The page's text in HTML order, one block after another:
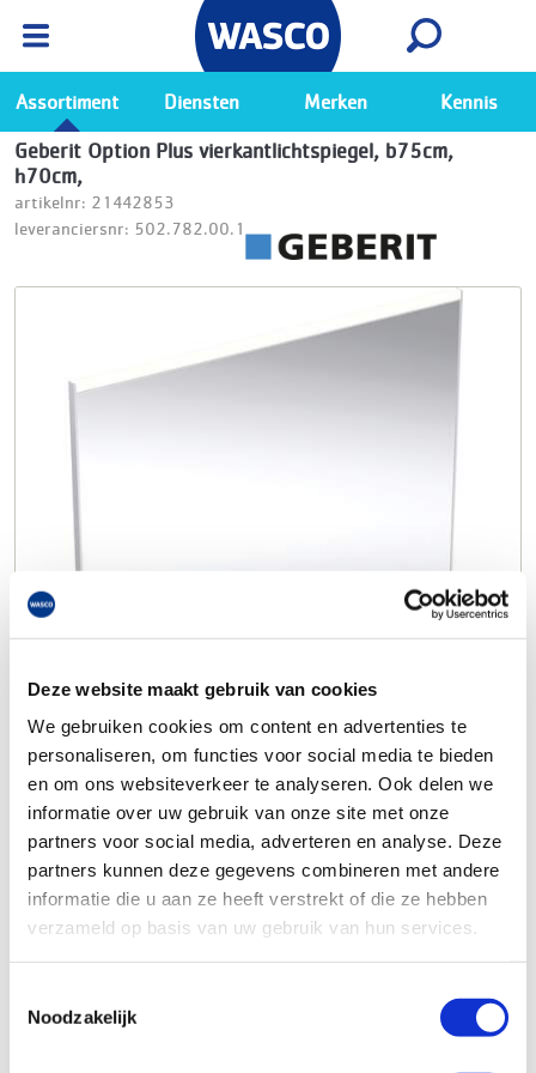
Deze website maakt gebruik van cookies
We gebruiken cookies om content en advertenties te
personaliseren, om functies voor social media te bieden
en om ons websiteverkeer te analyseren. Ook delen we
informatie over uw gebruik van onze site met onze
partners voor social media, adverteren en analyse. Deze
partners kunnen deze gegevens combineren met andere
informatie die u aan ze heeft verstrekt of die ze hebben
verzameld op basis van uw gebruik van hun services.
Noodzakelijk
Ga naar de Wasco app
Bekijk
Assortiment Diensten Merken Kennis
Geberit Option Plus vierkantlichtspiegel, b75cm,
h70cm,
artikelnr: 21442853
leveranciersnr: 502.782.00.1